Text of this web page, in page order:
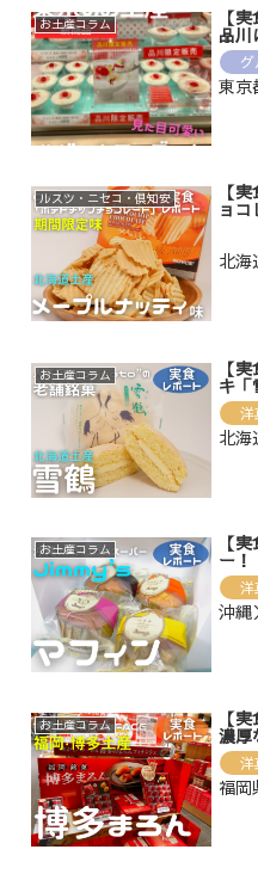
お土産コラム 【
品
グ
東京
ルスツ・ニセコ・倶知安 【
ョコ
北海
お土産コラム 【
キ「
洋
北海
お土産コラム 【
ー
洋
沖
お土産コラム 【
濃厚
洋
福岡